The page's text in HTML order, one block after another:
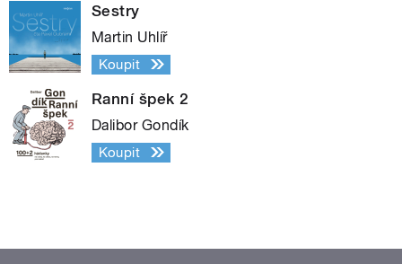
Sestry
Martin Uhlíř
Koupit
Ranní špek 2
Dalibor Gondík
Koupit